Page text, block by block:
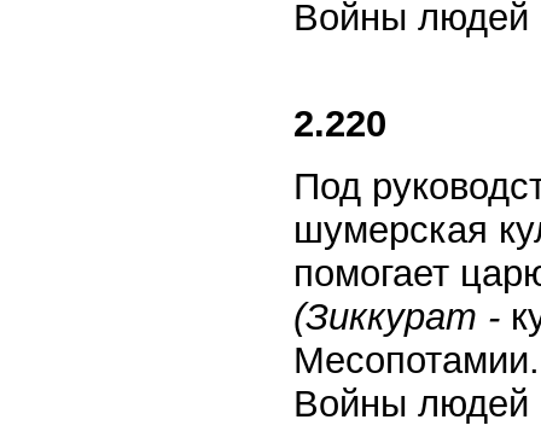
Войны людей
2.220
Под
шумерская
помогает
(Зиккурат -
Войны людей